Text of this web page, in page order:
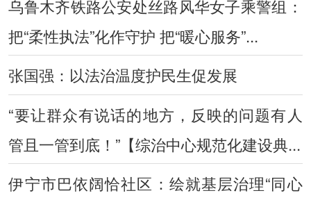
乌鲁木齐铁路公安处丝路风华女子乘警组：
把“柔性执法”化作守护 把“暖心服务”...
张国强：以法治温度护民生促发展
“要让群众有说话的地方，反映的问题有人
管且一管到底！”【综治中心规范化建设典...
伊宁市巴依阔恰社区：绘就基层治理“同心